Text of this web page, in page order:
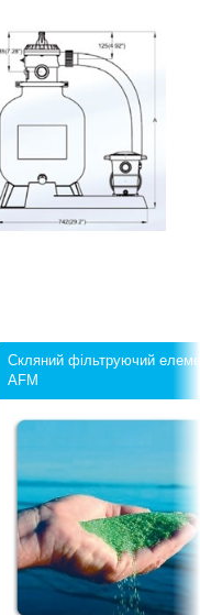
Скляний фільтруючий
AFM